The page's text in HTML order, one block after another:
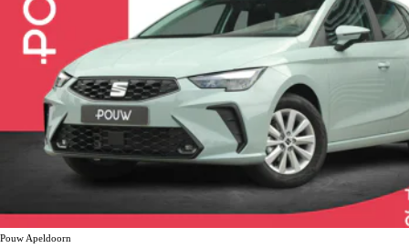
Pouw Apeldoorn